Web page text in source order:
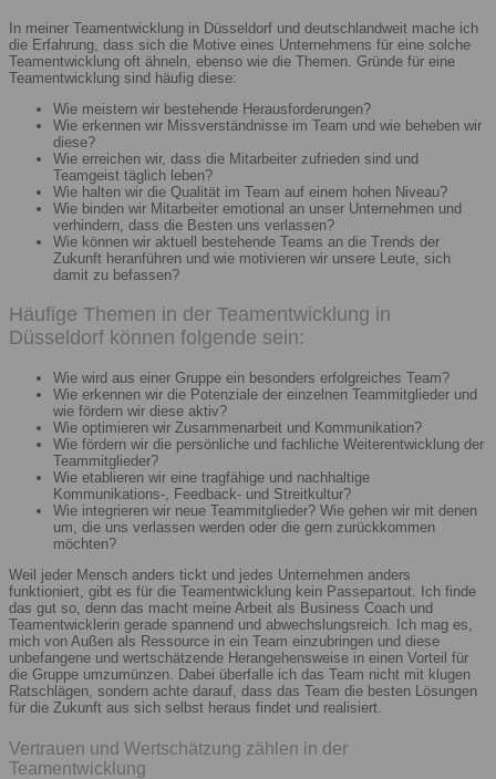
In meiner Teamentwicklung in Düsseldorf und deutschlandweit mache ich
die Erfahrung, dass sich die Motive eines Unternehmens für eine solche
Teamentwicklung oft ähneln, ebenso wie die Themen. Gründe für eine
Teamentwicklung sind häufig diese:
Wie meistern wir bestehende Herausforderungen?
Wie erkennen wir Missverständnisse im Team und wie beheben wir
diese?
Wie erreichen wir, dass die Mitarbeiter zufrieden sind und
Teamgeist täglich leben?
Wie halten wir die Qualität im Team auf einem hohen Niveau?
Wie binden wir Mitarbeiter emotional an unser Unternehmen und
verhindern, dass die Besten uns verlassen?
Wie können wir aktuell bestehende Teams an die Trends der
Zukunft heranführen und wie motivieren wir unsere Leute, sich
damit zu befassen?
Häufige Themen in der Teamentwicklung in
Düsseldorf können folgende sein:
Wie wird aus einer Gruppe ein besonders erfolgreiches Team?
Wie erkennen wir die Potenziale der einzelnen Teammitglieder und
wie fördern wir diese aktiv?
Wie optimieren wir Zusammenarbeit und Kommunikation?
Wie fördern wir die persönliche und fachliche Weiterentwicklung der
Teammitglieder?
Wie etablieren wir eine tragfähige und nachhaltige
Kommunikations-, Feedback- und Streitkultur?
Wie integrieren wir neue Teammitglieder? Wie gehen wir mit denen
um, die uns verlassen werden oder die gern zurückkommen
möchten?
Weil jeder Mensch anders tickt und jedes Unternehmen anders
funktioniert, gibt es für die Teamentwicklung kein Passepartout. Ich finde
das gut so, denn das macht meine Arbeit als Business Coach und
Teamentwicklerin gerade spannend und abwechslungsreich. Ich mag es,
mich von Außen als Ressource in ein Team einzubringen und diese
unbefangene und wertschätzende Herangehensweise in einen Vorteil für
die Gruppe umzumünzen. Dabei überfalle ich das Team nicht mit klugen
Ratschlägen, sondern achte darauf, dass das Team die besten Lösungen
für die Zukunft aus sich selbst heraus findet und realisiert.
Vertrauen und Wertschätzung zählen in der
Teamentwicklung